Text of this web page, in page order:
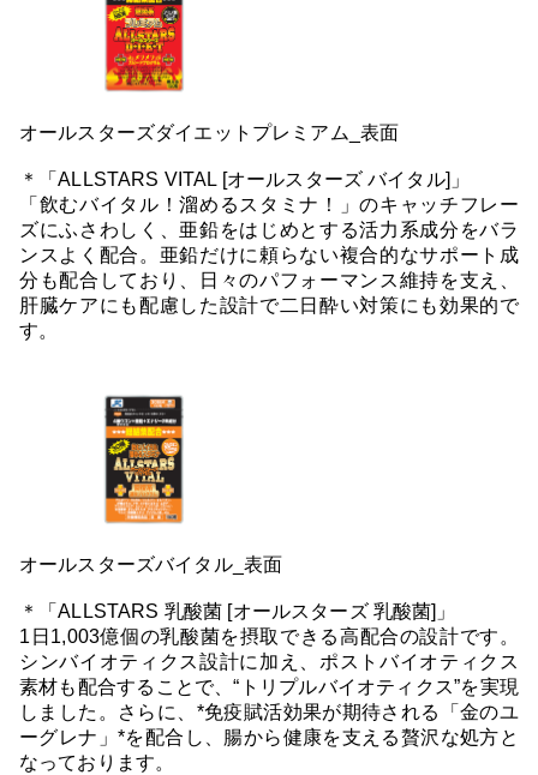
オールスターズダイエットプレミアム_表面
＊「ALLSTARS VITAL [オールスターズ バイタル]」
「飲むバイタル！溜めるスタミナ！」のキャッチフレー
ズにふさわしく、亜鉛をはじめとする活力系成分をバラ
ンスよく配合。亜鉛だけに頼らない複合的なサポート成
分も配合しており、日々のパフォーマンス維持を支え、
肝臓ケアにも配慮した設計で二日酔い対策にも効果的で
す。
オールスターズバイタル_表面
＊「ALLSTARS 乳酸菌 [オールスターズ 乳酸菌]」
1日1,003億個の乳酸菌を摂取できる高配合の設計です。
シンバイオティクス設計に加え、ポストバイオティクス
素材も配合することで、“トリプルバイオティクス”を実現
しました。さらに、*免疫賦活効果が期待される「金のユ
ーグレナ」*を配合し、腸から健康を支える贅沢な処方と
なっております。